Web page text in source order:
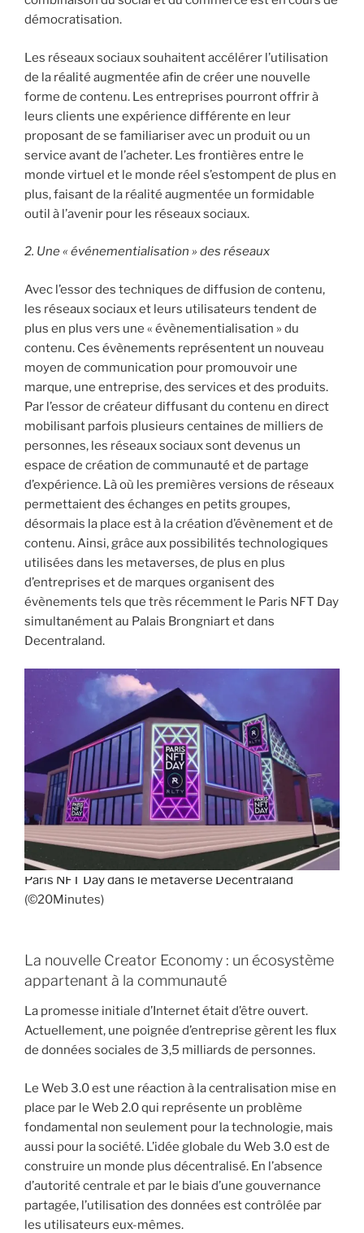
démocratisation.
Les réseaux sociaux souhaitent accélérer l’utilisation
de la réalité augmentée afin de créer une nouvelle
forme de contenu. Les entreprises pourront offrir à
leurs clients une expérience différente en leur
proposant de se familiariser avec un produit ou un
service avant de l’acheter. Les frontières entre le
monde virtuel et le monde réel s’estompent de plus en
plus, faisant de la réalité augmentée un formidable
outil à l’avenir pour les réseaux sociaux.
2. Une « événementialisation » des réseaux
Avec l’essor des techniques de diffusion de contenu,
les réseaux sociaux et leurs utilisateurs tendent de
plus en plus vers une « évènementialisation » du
contenu. Ces évènements représentent un nouveau
moyen de communication pour promouvoir une
marque, une entreprise, des services et des produits.
Par l’essor de créateur diffusant du contenu en direct
mobilisant parfois plusieurs centaines de milliers de
personnes, les réseaux sociaux sont devenus un
espace de création de communauté et de partage
d’expérience. Là où les premières versions de réseaux
permettaient des échanges en petits groupes,
désormais la place est à la création d’évènement et de
contenu. Ainsi, grâce aux possibilités technologiques
utilisées dans les metaverses, de plus en plus
d’entreprises et de marques organisent des
évènements tels que très récemment le Paris NFT Day
simultanément au Palais Brongniart et dans
Decentraland.
Paris NFT Day dans le metaverse Decentraland
(©20Minutes)
La nouvelle Creator Economy : un écosystème
appartenant à la communauté
La promesse initiale d’Internet était d’être ouvert.
Actuellement, une poignée d’entreprise gèrent les flux
de données sociales de 3,5 milliards de personnes.
Le Web 3.0 est une réaction à la centralisation mise en
place par le Web 2.0 qui représente un problème
fondamental non seulement pour la technologie, mais
aussi pour la société. L’idée globale du Web 3.0 est de
construire un monde plus décentralisé. En l’absence
d’autorité centrale et par le biais d’une gouvernance
partagée, l’utilisation des données est contrôlée par
les utilisateurs eux-mêmes.